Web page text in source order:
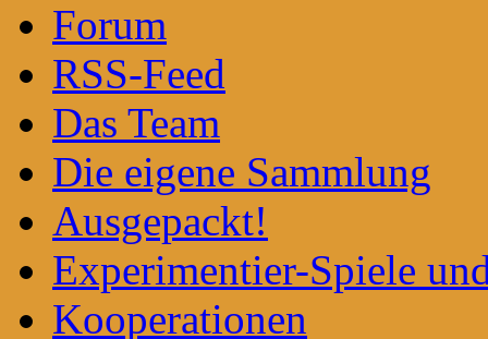
Forum
RSS-Feed
Das Team
Die eigene Sammlung
Ausgepackt!
Experimentier-Spiele
Kooperationen